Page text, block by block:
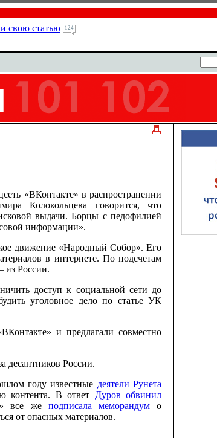
свою статью 124
«ВКонтакте» в распространении
Колокольцева говорится, что
выдачи. Борцы с педофилией
информации».
движение «Народный Собор». Его
в интернете. По подсчетам
из России.
доступ к социальной сети до
уголовное дело по статье УК
и предлагали совместно
десантников России.
году известные деятели Рунета
контента. В ответ Дуров обвинил
все же подписала меморандумо
от опасных материалов.